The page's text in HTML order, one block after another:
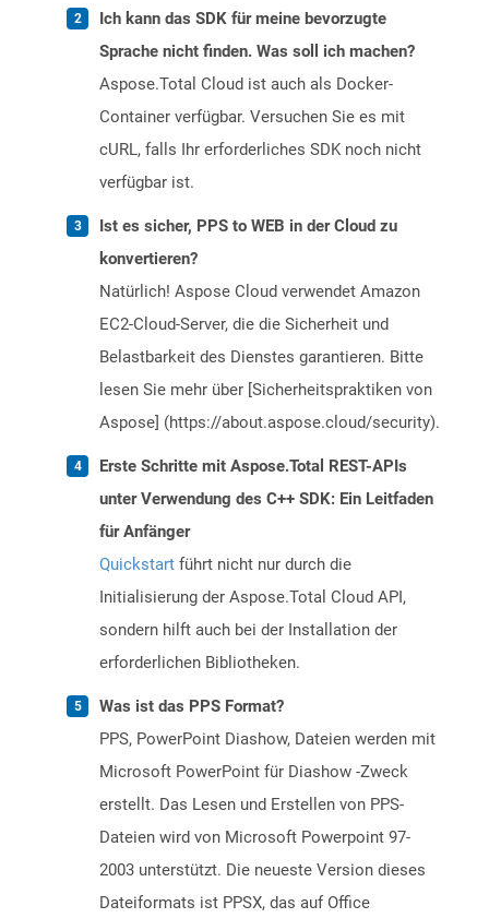
Ich kann das SDK für meine bevorzugte
Sprache nicht finden. Was soll ich machen?
Aspose.Total Cloud ist auch als Docker-
Container verfügbar. Versuchen Sie es mit
cURL, falls Ihr erforderliches SDK noch nicht
verfügbar ist.
Ist es sicher, PPS to WEB in der Cloud zu
konvertieren?
Natürlich! Aspose Cloud verwendet Amazon
EC2-Cloud-Server, die die Sicherheit und
Belastbarkeit des Dienstes garantieren. Bitte
lesen Sie mehr über [Sicherheitspraktiken von
Aspose] (https://about.aspose.cloud/security).
Erste Schritte mit Aspose.Total REST-APIs
unter Verwendung des C++ SDK: Ein Leitfaden
für Anfänger
Quickstart führt nicht nur durch die
Initialisierung der Aspose.Total Cloud API,
sondern hilft auch bei der Installation der
erforderlichen Bibliotheken.
Was ist das PPS Format?
PPS, PowerPoint Diashow, Dateien werden mit
Microsoft PowerPoint für Diashow -Zweck
erstellt. Das Lesen und Erstellen von PPS-
Dateien wird von Microsoft Powerpoint 97-
2003 unterstützt. Die neueste Version dieses
Dateiformats ist PPSX, das auf Office